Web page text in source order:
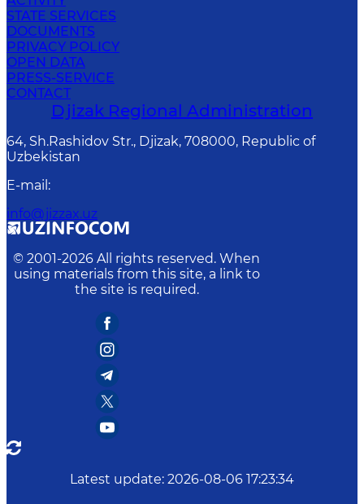
STATE SERVICES
DOCUMENTS
PRIVACY POLICY
OPEN DATA
PRESS-SERVICE
CONTACT
Djizak Regional Administration
64, Sh.Rashidov Str., Djizak, 708000, Republic of
Uzbekistan
E-mail :
info@jizzax.uz
© 2001-2026 All rights reserved. When
using materials from this site, a link to
the site is required.
Latest update: 2026-08-06 17:23:34